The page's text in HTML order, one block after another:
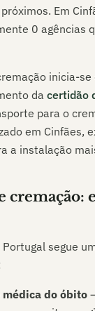
Em
0 agências
inicia-
da certidão
para o
em Cinfães,
a instalação
cremação:
segue
do óbito